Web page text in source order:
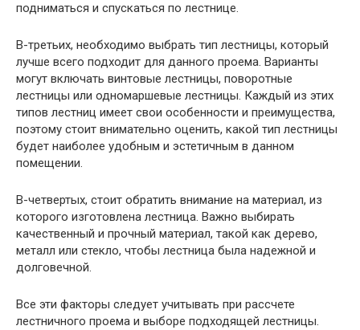
подниматься и спускаться по лестнице.
В-третьих, необходимо выбрать тип лестницы, который
лучше всего подходит для данного проема. Варианты
могут включать винтовые лестницы, поворотные
лестницы или одномаршевые лестницы. Каждый из этих
типов лестниц имеет свои особенности и преимущества,
поэтому стоит внимательно оценить, какой тип лестницы
будет наиболее удобным и эстетичным в данном
помещении.
В-четвертых, стоит обратить внимание на материал, из
которого изготовлена лестница. Важно выбирать
качественный и прочный материал, такой как дерево,
металл или стекло, чтобы лестница была надежной и
долговечной.
Все эти факторы следует учитывать при рассчете
лестничного проема и выборе подходящей лестницы.